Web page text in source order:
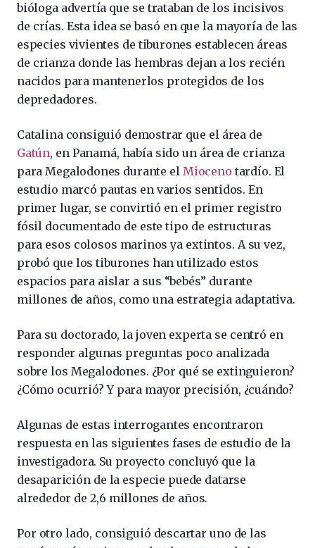
bióloga advertía que se trataban de los incisivos
de crías. Esta idea se basó en que la mayoría de las
especies vivientes de tiburones establecen áreas
de crianza donde las hembras dejan a los recién
nacidos para mantenerlos protegidos de los
depredadores.
Catalina consiguió demostrar que el área de
Gatún, en Panamá, había sido un área de crianza
para Megalodones durante elMioceno tardío. El
estudio marcó pautas en varios sentidos. En
primer lugar, se convirtió en el primer registro
fósil documentado de este tipo de estructuras
para esos colosos marinos ya extintos. A su vez,
probó que los tiburones han utilizado estos
espacios para aislar a sus “bebés” durante
millones de años, como una estrategia adaptativa.
Para su doctorado, la joven experta se centró en
responder algunas preguntas poco analizada
sobre los Megalodones. ¿Por qué se extinguieron?
¿Cómo ocurrió? Y para mayor precisión, ¿cuándo?
Algunas de estas interrogantes encontraron
respuesta en las siguientes fases de estudio de la
investigadora. Su proyecto concluyó que la
desaparición de la especie puede datarse
alrededor de 2,6 millones de años.
Por otro lado, consiguió descartar uno de las